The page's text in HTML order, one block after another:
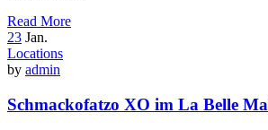
Read More
23 Jan.
Locations
by admin
Schmackofatzo XO im La Belle